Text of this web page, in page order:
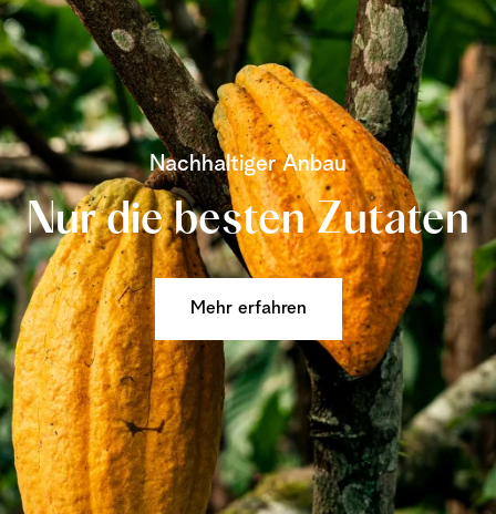
Nachhaltiger Anbau
Nur die besten Zutaten
Mehr erfahren